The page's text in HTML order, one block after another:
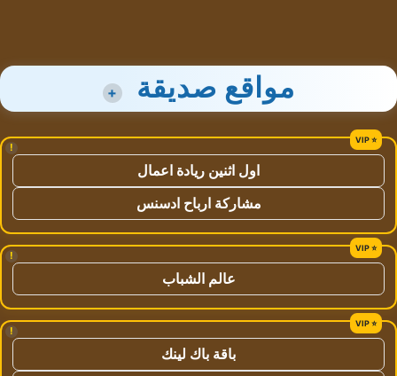
مواقع صديقة +
!
اول اثنين ريادة اعمال
مشاركة ارباح ادسنس
!
عالم الشباب
!
باقة باك لينك